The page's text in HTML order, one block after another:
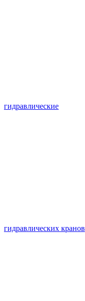
гидравлические
гидравлических кранов